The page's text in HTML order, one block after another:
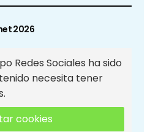
2026
Redes Sociales ha sido
necesita tener
cookies